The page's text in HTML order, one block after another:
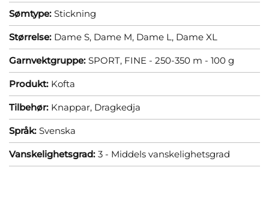
Sømtype: Stickning
Størrelse: Dame S, Dame M, Dame L, Dame XL
Garnvektgruppe: SPORT, FINE - 250-350 m - 100 g
Produkt: Kofta
Tilbehør: Knappar, Dragkedja
Språk: Svenska
Vanskelighetsgrad: 3 - Middels vanskelighetsgrad